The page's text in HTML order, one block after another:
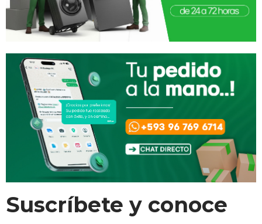
Suscríbete y conoce